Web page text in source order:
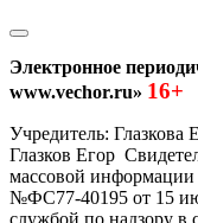
Электронное
www.vechor.ru» 16+
Учредитель: Глазкова
Глазков Егор
массовой
№ФС77-40195 от 15
службой по надзору в